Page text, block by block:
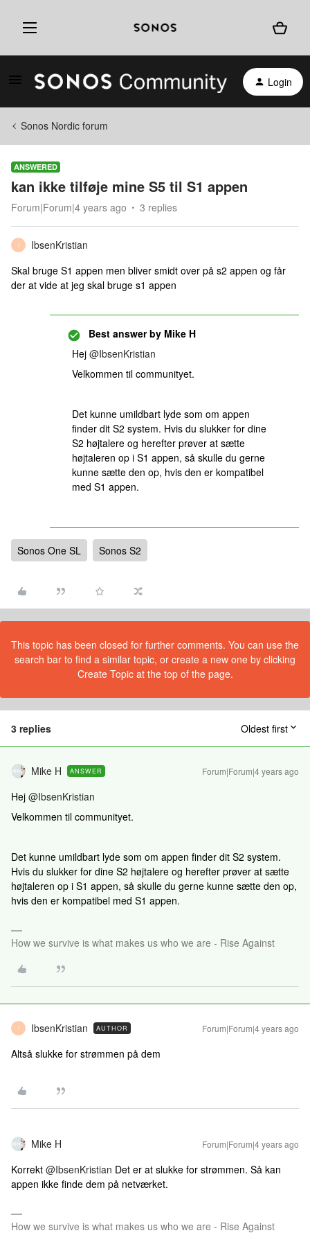
Login
Sonos Nordic forum
ANSWERED
kan ikke tilføje mine S5 til S1 appen
Forum|Forum|4 years ago 3 replies
I
IbsenKristian
Skal bruge S1 appen men bliver smidt over på s2 appen og får
der at vide at jeg skal bruge s1 appen
Best answer by Mike H
Hej @IbsenKristian
Velkommen til communityet.
Det kunne umildbart lyde som om appen
finder dit S2 system. Hvis du slukker for dine
S2 højtalere og herefter prøver at sætte
højtaleren op i S1 appen, så skulle du gerne
kunne sætte den op, hvis den er kompatibel
med S1 appen.
Sonos One SL Sonos S2
This topic has been closed for further comments. You can use the
search bar to find a similar topic, or create a new one by clicking
Create Topic at the top of the page.
3 replies Oldest first
Mike H ANSWER Forum|Forum|4 years ago
Hej @IbsenKristian
Velkommen til communityet.
Det kunne umildbart lyde som om appen finder dit S2 system.
Hvis du slukker for dine S2 højtalere og herefter prøver at sætte
højtaleren op i S1 appen, så skulle du gerne kunne sætte den op,
hvis den er kompatibel med S1 appen.
How we survive is what makes us who we are - Rise Against
I IbsenKristian AUTHOR Forum|Forum|4 years ago
Altså slukke for strømmen på dem
Mike H Forum|Forum|4 years ago
Korrekt @IbsenKristian Det er at slukke for strømmen. Så kan
appen ikke finde dem på netværket.
How we survive is what makes us who we are - Rise Against